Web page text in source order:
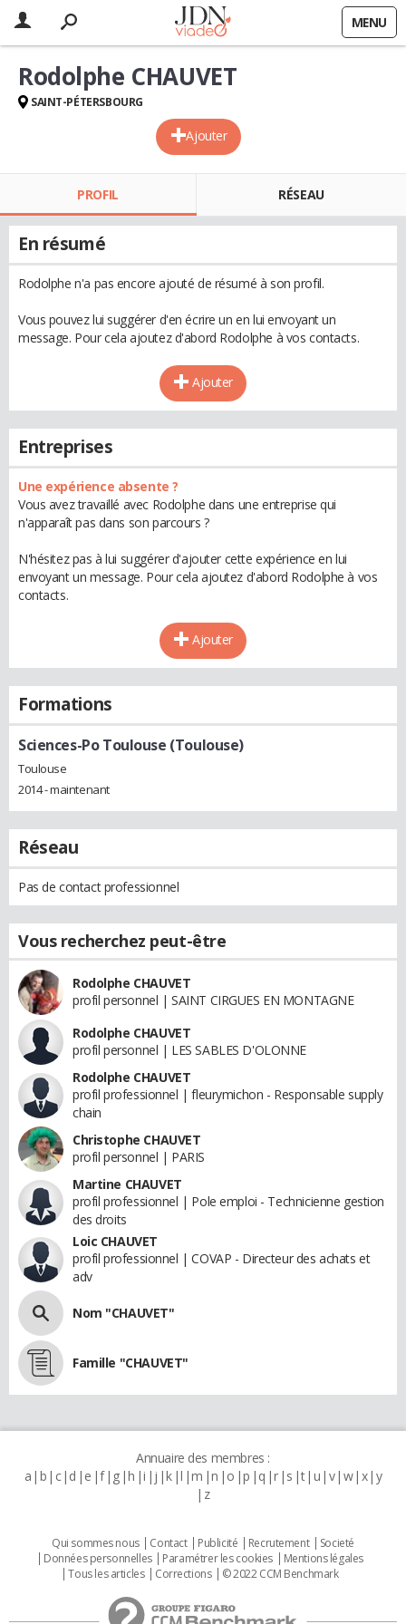
MENU
Ajouter
Rodolphe CHAUVET
SAINT-PÉTERSBOURG
PROFIL RÉSEAU
En résumé
Rodolphe n'a pas encore ajouté de résumé à son profil.
Vous pouvez lui suggérer d'en écrire un en lui envoyant un
message. Pour cela ajoutez d'abord Rodolphe à vos contacts.
Ajouter
Entreprises
Une expérience absente ?
Vous avez travaillé avec Rodolphe dans une entreprise qui
n'apparaît pas dans son parcours ?
N'hésitez pas à lui suggérer d'ajouter cette expérience en lui
envoyant un message. Pour cela ajoutez d'abord Rodolphe à vos
contacts.
Ajouter
Formations
Sciences-Po Toulouse (Toulouse)
Toulouse
2014 - maintenant
Réseau
Pas de contact professionnel
Vous recherchez peut-être
Rodolphe CHAUVET
profil personnel | SAINT CIRGUES EN MONTAGNE
Rodolphe CHAUVET
profil personnel | LES SABLES D'OLONNE
Rodolphe CHAUVET
profil professionnel | fleurymichon - Responsable supply
chain
Christophe CHAUVET
profil personnel | PARIS
Martine CHAUVET
profil professionnel | Pole emploi - Technicienne gestion
des droits
Loic CHAUVET
profil professionnel | COVAP - Directeur des achats et
adv
Nom "CHAUVET"
Famille "CHAUVET"
Annuaire des membres :
a b c d e f g h i j k l m n o p q r s t u v w x y
z
Qui sommes nous Contact Publicité Recrutement
Societé
Données personnelles
Paramétrer les cookies
Mentions légales
Tous les articles
Corrections © 2022 CCM Benchmark